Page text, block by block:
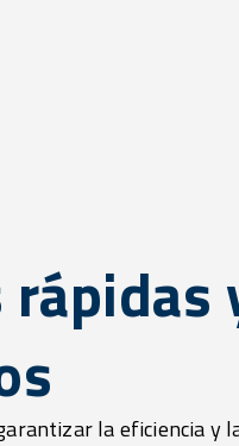
la eficiencia y